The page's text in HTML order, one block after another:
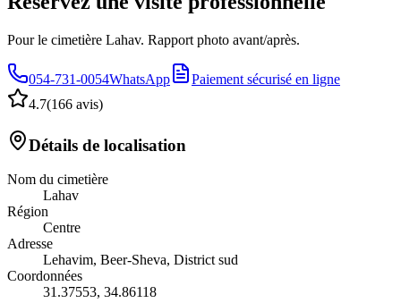
Pour le cimetière Lahav. Rapport photo avant/après.
054-731-0054WhatsApp
Paiement sécurisé en ligne
4.7(166 avis)
Détails de localisation
Nom du cimetière
Lahav
Région
Centre
Adresse
Lehavim, Beer-Sheva, District sud
Coordonnées
31.37553, 34.86118